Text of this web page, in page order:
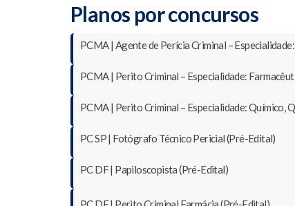
Planos por concursos
PCMA | Agente de Perícia Criminal –
PCMA | Perito Criminal – Especialidade:
PCMA | Perito Criminal – Especialidade: Químico,
PC SP | Fotógrafo Técnico Pericial (Pré-Edital)
PC DF | Papiloscopista (Pré-Edital)